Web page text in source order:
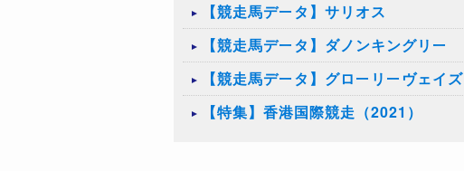
【競走馬データ】サリオス
【競走馬データ】ダノンキングリー
【競走馬データ】グローリーヴェイズ
【特集】香港国際競走（2021）